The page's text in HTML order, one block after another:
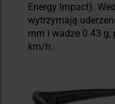
Energy Impact).
wytrzymają
mm i wadze 0.43 g,
km/h.